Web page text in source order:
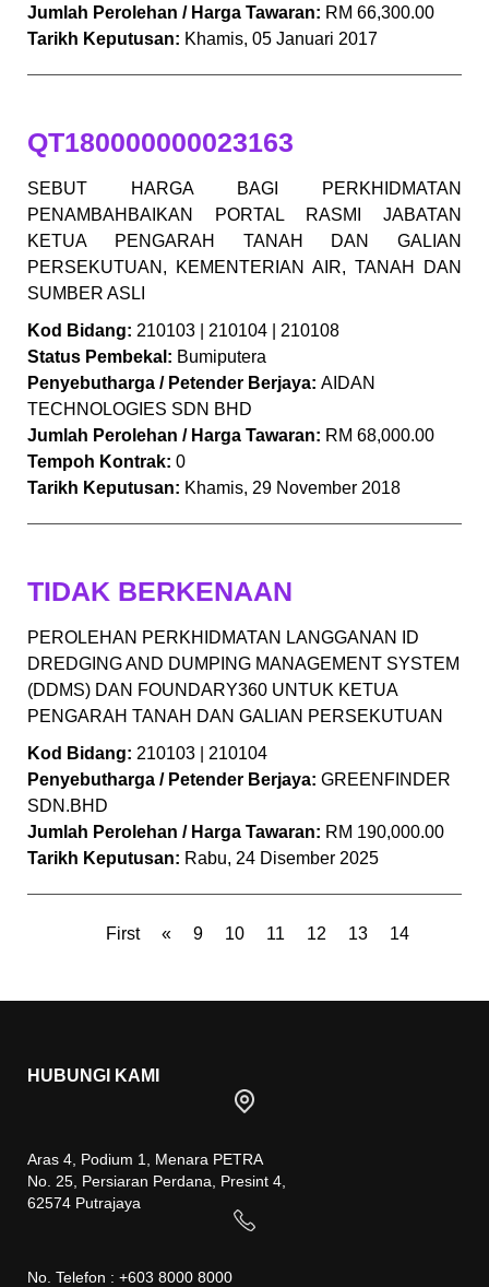
Jumlah Perolehan / Harga Tawaran: RM 66,300.00
Tarikh Keputusan: Khamis, 05 Januari 2017
QT180000000023163
SEBUT HARGA BAGI PERKHIDMATAN
PENAMBAHBAIKAN PORTAL RASMI JABATAN
KETUA PENGARAH TANAH DAN GALIAN
PERSEKUTUAN, KEMENTERIAN AIR, TANAH DAN
SUMBER ASLI
Kod Bidang: 210103 | 210104 | 210108
Status Pembekal: Bumiputera
Penyebutharga / Petender Berjaya: AIDAN
TECHNOLOGIES SDN BHD
Jumlah Perolehan / Harga Tawaran: RM 68,000.00
Tempoh Kontrak: 0
Tarikh Keputusan: Khamis, 29 November 2018
TIDAK BERKENAAN
PEROLEHAN PERKHIDMATAN LANGGANAN ID
DREDGING AND DUMPING MANAGEMENT SYSTEM
(DDMS) DAN FOUNDARY360 UNTUK KETUA
PENGARAH TANAH DAN GALIAN PERSEKUTUAN
Kod Bidang: 210103 | 210104
Penyebutharga / Petender Berjaya: GREENFINDER
SDN.BHD
Jumlah Perolehan / Harga Tawaran: RM 190,000.00
Tarikh Keputusan: Rabu, 24 Disember 2025
First « 9 10 11 12 13 14
HUBUNGI KAMI
Aras 4, Podium 1, Menara PETRA
No. 25, Persiaran Perdana, Presint 4,
62574 Putrajaya
No. Telefon : +603 8000 8000